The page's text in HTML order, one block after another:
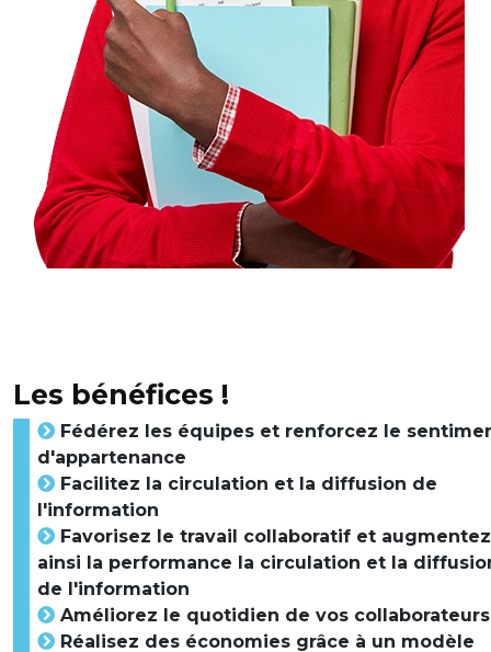
Les bénéfices !
Fédérez les équipes et renforcez le
d'appartenance
Facilitez la circulation et la diffusion de
l'information
Favorisez le travail collaboratif et augmentez
ainsi la performance la circulation et la
de l'information
Améliorez le quotidien de vos collaborateurs
Réalisez des économies grâce à un modèle